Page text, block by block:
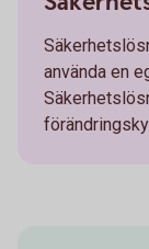
använda en